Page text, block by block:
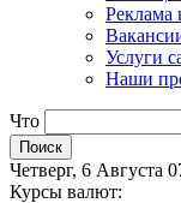
Реклама
Услуги
Наши
Что
Четверг, 6 Августа
Курсы валют: